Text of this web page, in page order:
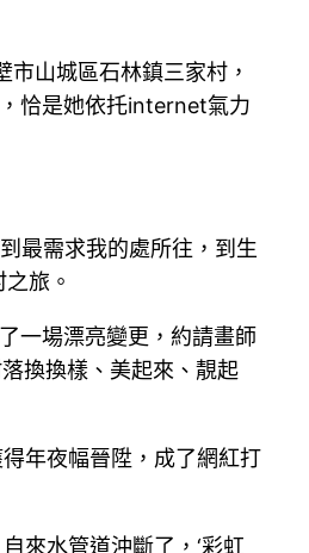
山城區石林鎮三家村，
恰是她依托internet氣力
最需求我的處所往，到生
旅。
一場漂亮變更，約請畫師
換換樣、美起來、靚起
年夜幅晉陞，成了網紅打
來水管道沖斷了，‘彩虹